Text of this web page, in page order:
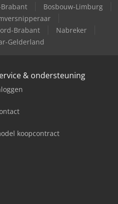
Bosbouw-Limburg
Brabant
Nabreker
Gelderland
& ondersteuning
koopcontract